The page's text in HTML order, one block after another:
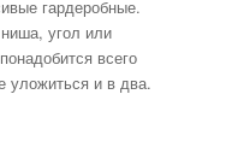
гардеробные.
угол или
всего
уложиться и в два.